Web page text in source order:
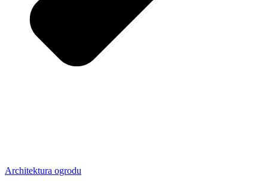
Architektura ogrodu